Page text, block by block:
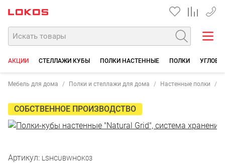
+7
АКЦИИ СТЕЛЛАЖИ КУБЫ ПОЛКИ НАСТЕННЫЕ ПОЛКИ
Мебель для дома Полки и стеллажи для дома Настенные полки
СОБСТВЕННОЕ ПРОИЗВОДСТВО
Артикул: LSHCUBWHOK03